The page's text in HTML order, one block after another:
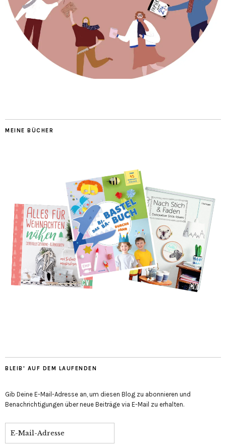
MEINE BÜCHER
BLEIB' AUF DEM LAUFENDEN
Gib Deine E-Mail-Adresse an, um diesen Blog zu abonnieren und
Benachrichtigungen über neue Beiträge via E-Mail zu erhalten.